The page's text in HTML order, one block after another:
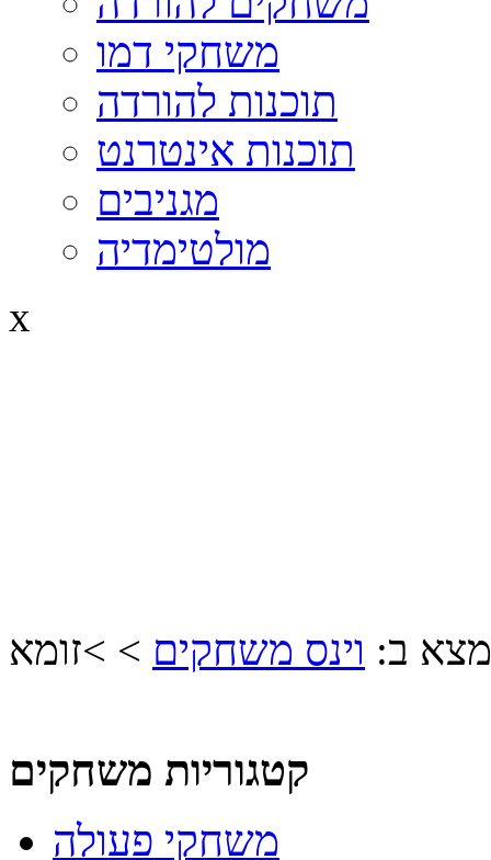
משחקי דמו
תוכנות להורדה
תוכנות אינטרנט
מגניבים
מולטימדיה
x
ב: וינס משחקים >
>זומא
קטגוריות משחקים
משחקי פעולה